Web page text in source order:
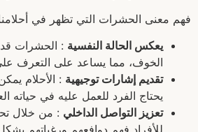
فهم معنى الحشرات التي تظهر في
يعكس الحالة النفسية : الحشرات قد
الخوف، مما يساعد على التعرف
تقديم إشارات توجيهية : الأحلام
يحتاج الفرد للعمل عليه في حياته
تعزيز التواصل الداخلي : من خلال
للأفراد فهم دوافعهم ورغباتهم